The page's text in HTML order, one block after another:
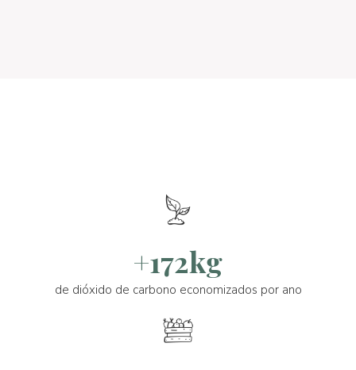
+172kg
de dióxido de carbono economizados por ano